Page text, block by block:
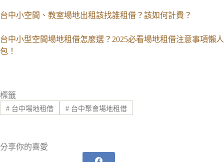
台中小空間、教室場地出租該找誰租借？該如何計費？
台中小型空間場地租借怎麼選？2025必看場地租借注意事項懶人
包！
標籤
#台中場地租借 #台中聚會場地租借
分享你的喜愛